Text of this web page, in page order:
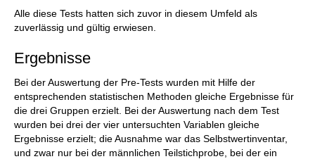
Alle diese Tests hatten sich zuvor in diesem Umfeld als
zuverlässig und gültig erwiesen.
Ergebnisse
Bei der Auswertung der Pre-Tests wurden mit Hilfe der
entsprechenden statistischen Methoden gleiche Ergebnisse für
die drei Gruppen erzielt. Bei der Auswertung nach dem Test
wurden bei drei der vier untersuchten Variablen gleiche
Ergebnisse erzielt; die Ausnahme war das Selbstwertinventar,
und zwar nur bei der männlichen Teilstichprobe, bei der ein